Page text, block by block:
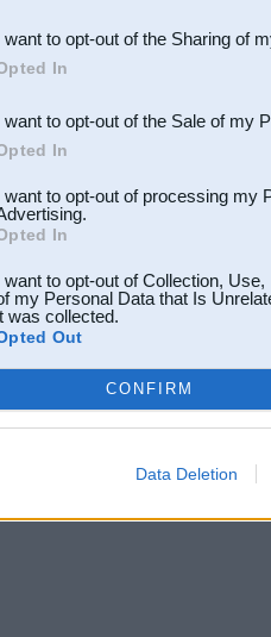
Participants
parties.
want to opt-out of the Sharing of
In
want to opt-out of the Sale of my
In
want to opt-out of processing my
In
want to opt-out of Collection,
my Personal Data that Is
was collected.
Out
CONFIRM
Data Deletion